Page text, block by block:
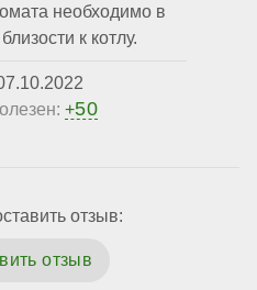
необходимо в
к котлу.
+50
отзыв: